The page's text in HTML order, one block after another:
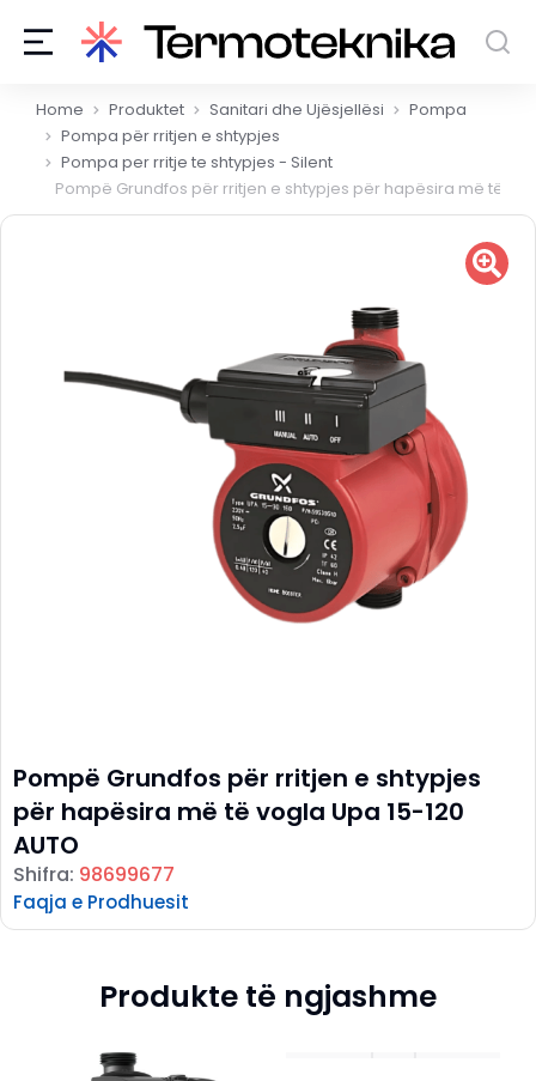
You are here:
Home Produktet Sanitari dhe Ujësjellësi
Pompa
Pompa për rritjen e shtypjes
Pompa per rritje te shtypjes - Silent
Pompë Grundfos për rritjen e shtypjes për hapësira më të
Pompë Grundfos për rritjen e shtypjes
për hapësira më të vogla Upa 15-120
AUTO
Shifra: 98699677
Faqja e Prodhuesit
Produkte të ngjashme